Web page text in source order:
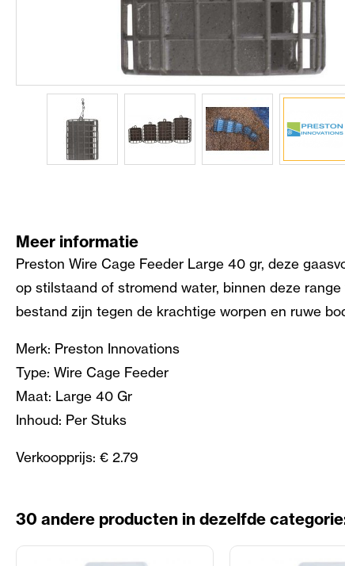
Meer informatie
Preston Wire Cage Feeder Large 40 gr, deze
op stilstaand of stromend water, binnen deze
bestand zijn tegen de krachtige worpen en ruwe
Merk: Preston Innovations
Type: Wire Cage Feeder
Maat: Large 40 Gr
Inhoud: Per Stuks
Verkoopprijs: € 2.79
30 andere producten in dezelfde